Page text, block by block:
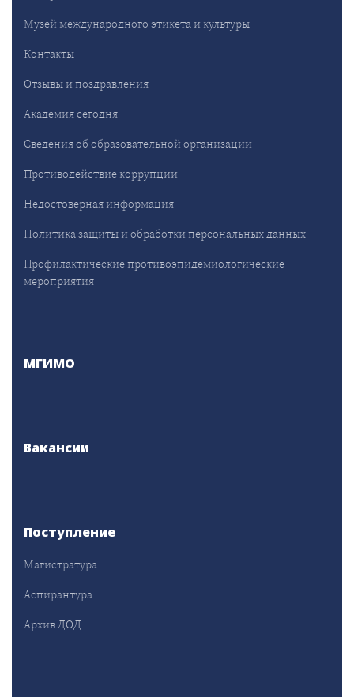
Музей международного этикета и культуры
Контакты
Отзывы и поздравления
Академия сегодня
Сведения об образовательной организации
Противодействие коррупции
Недостоверная информация
Политика защиты и обработки персональных данных
Профилактические противоэпидемиологические
мероприятия
МГИМО
Вакансии
Поступление
Магистратура
Аспирантура
Архив ДОД